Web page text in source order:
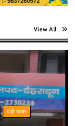
View All
बड़ी खबर